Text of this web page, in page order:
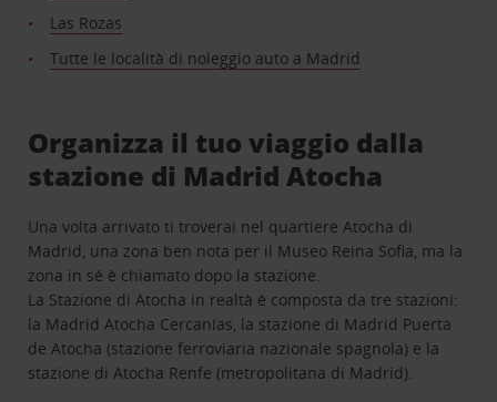
Las Rozas
Tutte le località di noleggio auto a Madrid
Organizza il tuo viaggio dalla
stazione di Madrid Atocha
Una volta arrivato ti troverai nel quartiere Atocha di
Madrid, una zona ben nota per il Museo Reina Sofia, ma la
zona in sé è chiamato dopo la stazione.
La Stazione di Atocha in realtà è composta da tre stazioni:
la Madrid Atocha Cercanías, la stazione di Madrid Puerta
de Atocha (stazione ferroviaria nazionale spagnola) e la
stazione di Atocha Renfe (metropolitana di Madrid).